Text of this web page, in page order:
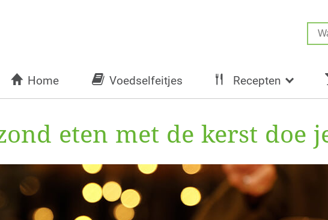
Home Voedselfeitjes Recepten
eten met de kerst doe